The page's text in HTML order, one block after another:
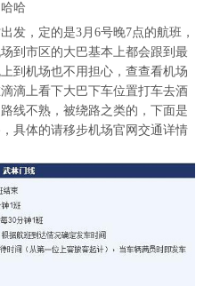
哈
发，定的是3月6号晚7点的航班，
到市区的大巴基本上都会跟到最
到机场也不用担心，查查看机场
滴上看下大巴下车位置打车去酒
线不熟，被绕路之类的，下面是
具体的请移步机场官网交通详情